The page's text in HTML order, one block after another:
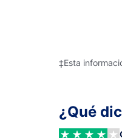
‡Esta
¿Qué